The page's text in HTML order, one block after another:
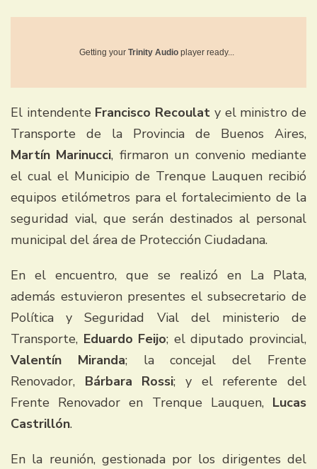
Getting your Trinity Audio player ready...
El intendente Francisco Recoulat y el ministro de
Transporte de la Provincia de Buenos Aires,
Martín Marinucci, firmaron un convenio mediante
el cual el Municipio de Trenque Lauquen recibió
equipos etilómetros para el fortalecimiento de la
seguridad vial, que serán destinados al personal
municipal del área de Protección Ciudadana.
En el encuentro, que se realizó en La Plata,
además estuvieron presentes el subsecretario de
Política y Seguridad Vial del ministerio de
Transporte, Eduardo Feijo; el diputado provincial,
Valentín Miranda; la concejal del Frente
Renovador, Bárbara Rossi; y el referente del
Frente Renovador en Trenque Lauquen, Lucas
Castrillón.
En la reunión, gestionada por los dirigentes del